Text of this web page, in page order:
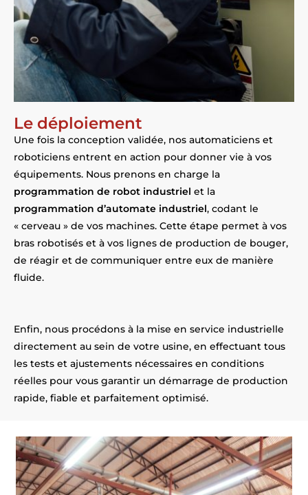
Le déploiement
Une fois la conception validée, nos automaticiens et
roboticiens entrent en action pour donner vie à vos
équipements. Nous prenons en charge la
programmation de robot industriel et la
programmation d’automate industriel, codant le
« cerveau » de vos machines. Cette étape permet à vos
bras robotisés et à vos lignes de production de bouger,
de réagir et de communiquer entre eux de manière
fluide.
Enfin, nous procédons à la mise en service industrielle
directement au sein de votre usine, en effectuant tous
les tests et ajustements nécessaires en conditions
réelles pour vous garantir un démarrage de production
rapide, fiable et parfaitement optimisé.